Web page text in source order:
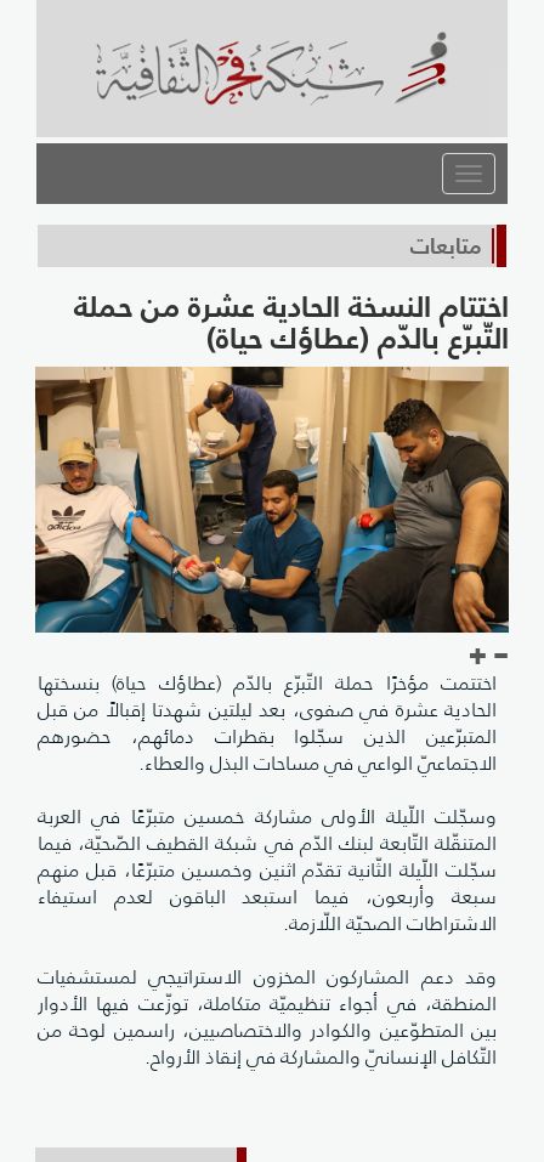
القائمة
متابعات
اختتام النسخة الحادية عشرة من حملة
التّبرّع بالدّم (عطاؤك حياة)
اختتمت مؤخرًا حملة التّبرّع بالدّم (عطاؤك حياة) بنسختها
الحادية عشرة في صفوى، بعد ليلتين شهدتا إقبالاً من قبل
المتبرّعين الذين سجّلوا بقطرات دمائهم، حضورهم
الاجتماعيّ الواعي في مساحات البذل والعطاء.
وسجّلت اللّيلة الأولى مشاركة خمسين متبرّعًا في العربة
المتنقّلة التّابعة لبنك الدّم في شبكة القطيف الصّحيّة، فيما
سجّلت اللّيلة الثّانية تقدّم اثنين وخمسين متبرّعًا، قبل منهم
سبعة وأربعون، فيما استبعد الباقون لعدم استيفاء
الاشتراطات الصحيّة اللّازمة.
وقد دعم المشاركون المخزون الاستراتيجي لمستشفيات
المنطقة، في أجواء تنظيميّة متكاملة، توزّعت فيها الأدوار
بين المتطوّعين والكوادر والاختصاصيين، راسمين لوحة من
التّكافل الإنسانيّ والمشاركة في إنقاذ الأرواح.